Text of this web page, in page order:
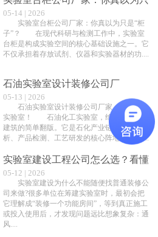
是“柜子”？
05-14 | 2026
实验室台柜公司厂家：你真以为只是“柜
子”？ 在现代科研与检测工作中，实验室
台柜是构成实验空间的核心基础设施之一。它
不仅承担着存放试剂、仪器和实验器材的功....
石油实验室设计装修公司厂
家：“≠”普通实验室！
05-13 | 2026
石油实验室设计装修公司厂家：“≠”普通
实验室！ 石油化工实验室，绝非普通民用
建筑的简单翻版。它是石化产业链中原料分
析、产品检测、工艺研发的核心阵地，承载....
实验室建设工程公司怎么选？看懂
专业能力比报价更重要
05-12 | 2026
实验室建设为什么不能随便找普通装修公
司来做?很多单位在筹建实验室时，最初会把
它理解成“装修一个功能房间”，等到真正施工
或投入使用后，才发现问题远比想象复杂：通
风....